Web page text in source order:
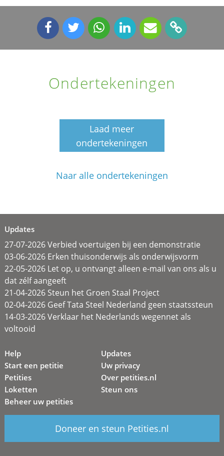
Ondertekeningen
Laad meer
ondertekeningen
Naar alle ondertekeningen
Updates
27-07-2026 Verbied voertuigen bij een demonstratie
03-06-2026 Erken thuisonderwijs als onderwijsvorm
22-05-2026 Let op, u ontvangt alleen e-mail van ons als u
dat zélf aangeeft
21-04-2026 Steun het Groen Staal Project
02-04-2026 Geef Tata Steel Nederland geen staatssteun
14-03-2026 Verklaar het Nederlands wegennet als
voltooid
Help
Start een petitie
Petities
Loketten
Beheer uw petities
Updates
Uw privacy
Over petities.nl
Steun ons
Doneer en steun Petities.nl